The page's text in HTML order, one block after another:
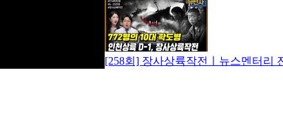
[258회] 장사상륙작전ㅣ뉴스멘터리